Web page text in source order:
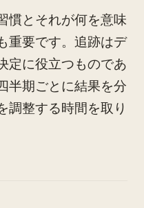
慣とそれが何を意味
重要です。追跡はデ
定に役立つものであ
半期ごとに結果を分
調整する時間を取り